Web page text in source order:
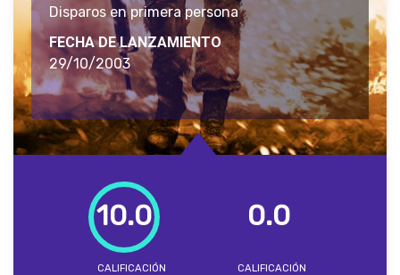
Disparos en primera persona
FECHA DE LANZAMIENTO
29/10/2003
10.0
CALIFICACIÓN
0.0
CALIFICACIÓN